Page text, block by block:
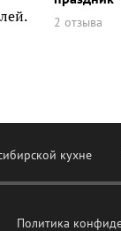
2 отзыва
кухне
Политика